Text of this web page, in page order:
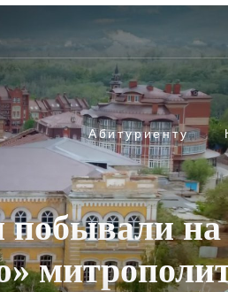
Абитуриенту
побывали на